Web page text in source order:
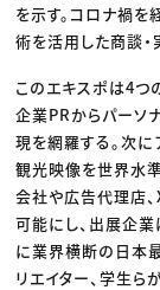
を示す。コロナ禍を
術を活用した商談
このエキスポは4つ
企業PRからパーソ
現を網羅する。次に
観光映像を世界水
会社や広告代理店
可能にし、出展企
に業界横断の日本
リエイター、学生ら